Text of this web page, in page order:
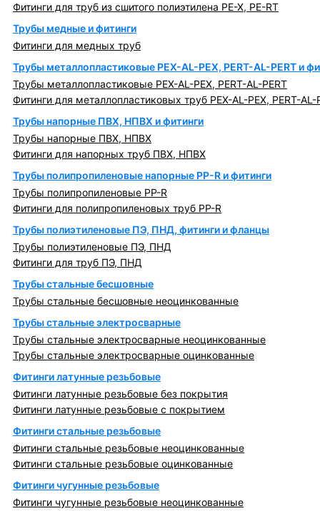
Фитинги для труб из сшитого полиэтилена PE-X, PE-RT
Трубы медные и фитинги
Фитинги для медных труб
Трубы металлопластиковые PEX-AL-PEX, PERT-AL-PERT и
Трубы металлопластиковые PEX-AL-PEX, PERT-AL-PERT
Фитинги для металлопластиковых труб PEX-AL-PEX, PERT-AL-
Трубы напорные ПВХ, НПВХ и фитинги
Трубы напорные ПВХ, НПВХ
Фитинги для напорных труб ПВХ, НПВХ
Трубы полипропиленовые напорные PP-R и фитинги
Трубы полипропиленовые PP-R
Фитинги для полипропиленовых труб PP-R
Трубы полиэтиленовые ПЭ, ПНД, фитинги и фланцы
Трубы полиэтиленовые ПЭ, ПНД
Фитинги для труб ПЭ, ПНД
Трубы стальные бесшовные
Трубы стальные бесшовные неоцинкованные
Трубы стальные электросварные
Трубы стальные электросварные неоцинкованные
Трубы стальные электросварные оцинкованные
Фитинги латунные резьбовые
Фитинги латунные резьбовые без покрытия
Фитинги латунные резьбовые с покрытием
Фитинги стальные резьбовые
Фитинги стальные резьбовые неоцинкованные
Фитинги стальные резьбовые оцинкованные
Фитинги чугунные резьбовые
Фитинги чугунные резьбовые неоцинкованные